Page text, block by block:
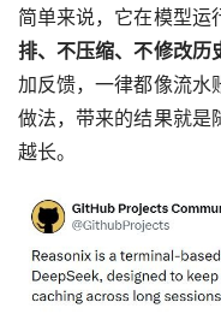
简单来说，它在模型运
排、不压缩、不修改历
加反馈，一律都像流水
做法，带来的结果就是
越长。